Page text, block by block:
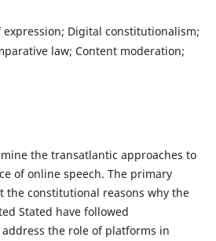
expression; Digital constitutionalism;
law; Content moderation;
the transatlantic approaches to
of online speech. The primary
the constitutional reasons why the
Stated have followed
the role of platforms in